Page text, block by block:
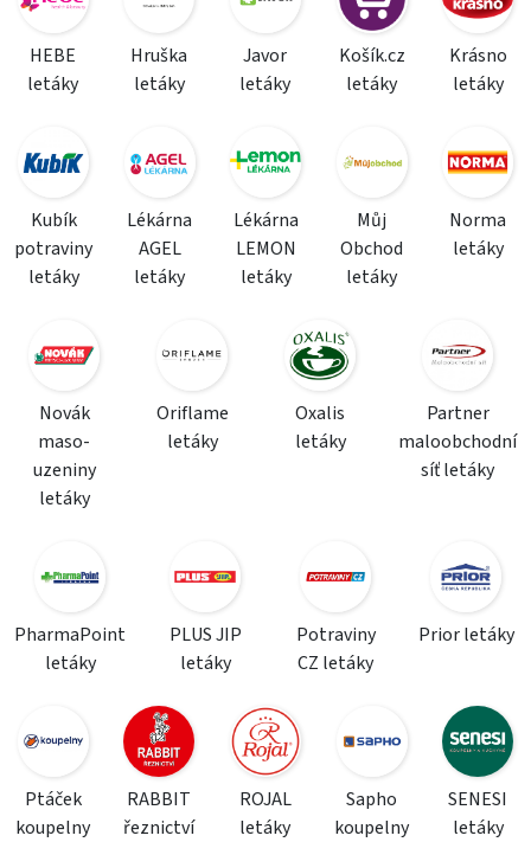
HEBE
letáky
Hruška
letáky
Javor
letáky
Košík.cz
letáky
Krásno
letáky
Kubík
potraviny
letáky
Lékárna
AGEL
letáky
Lékárna
LEMON
letáky
Můj
Obchod
letáky
Norma
letáky
Novák
maso-
uzeniny
letáky
Oriflame
letáky
Oxalis
letáky
Partner
maloobchodní
síť letáky
PharmaPoint
letáky
PLUS JIP
letáky
Potraviny
CZ letáky
Prior letáky
Ptáček
koupelny
RABBIT
řeznictví
ROJAL
letáky
Sapho
koupelny
SENESI
letáky